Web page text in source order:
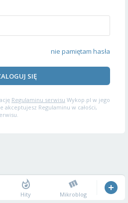
nie pamiętam hasła
SIĘ
Regulaminu serwisu Wykop.pl w jego
akceptujesz Regulaminu w całości,
Hity Mikroblog